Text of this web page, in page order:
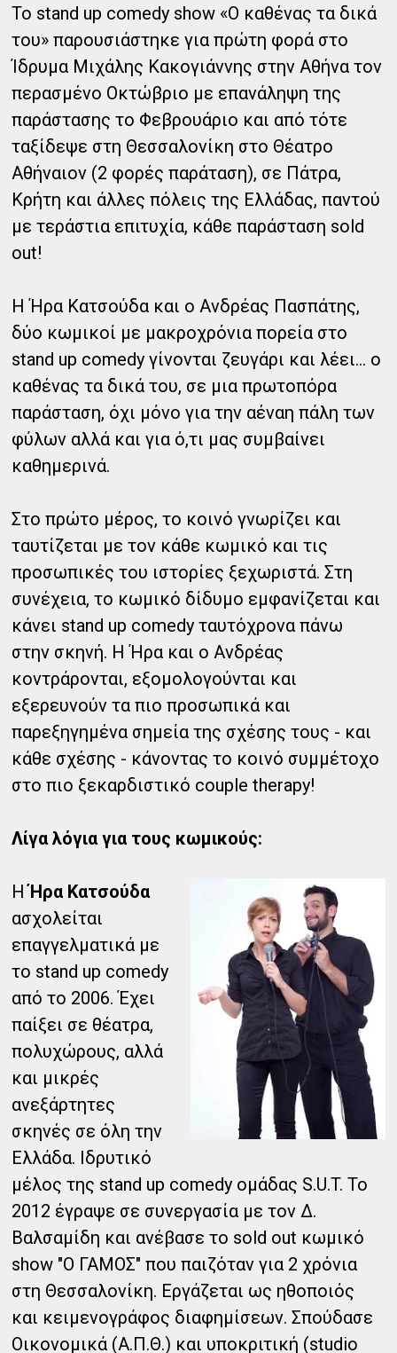
Το stand up comedy show «Ο καθένας τα δικά
του» παρουσιάστηκε για πρώτη φορά στο
Ίδρυμα Μιχάλης Κακογιάννης στην Αθήνα τον
περασμένο Οκτώβριο με επανάληψη της
παράστασης το Φεβρουάριο και από τότε
ταξίδεψε στη Θεσσαλονίκη στο Θέατρο
Αθήναιον (2 φορές παράταση), σε Πάτρα,
Κρήτη και άλλες πόλεις της Ελλάδας, παντού
με τεράστια επιτυχία, κάθε παράσταση sold
out!
Η Ήρα Κατσούδα και ο Ανδρέας Πασπάτης,
δύο κωμικοί με μακροχρόνια πορεία στο
stand up comedy γίνονται ζευγάρι και λέει... ο
καθένας τα δικά του, σε μια πρωτοπόρα
παράσταση, όχι μόνο για την αέναη πάλη των
φύλων αλλά και για ό,τι μας συμβαίνει
καθημερινά.
Στο πρώτο μέρος, το κοινό γνωρίζει και
ταυτίζεται με τον κάθε κωμικό και τις
προσωπικές του ιστορίες ξεχωριστά. Στη
συνέχεια, το κωμικό δίδυμο εμφανίζεται και
κάνει stand up comedy ταυτόχρονα πάνω
στην σκηνή. Η Ήρα και ο Ανδρέας
κοντράρονται, εξομολογούνται και
εξερευνούν τα πιο προσωπικά και
παρεξηγημένα σημεία της σχέσης τους - και
κάθε σχέσης - κάνοντας το κοινό συμμέτοχο
στο πιο ξεκαρδιστικό couple therapy!
Λίγα λόγια για τους κωμικούς:
ΗΉρα Κατσούδα
ασχολείται
επαγγελματικά με
το stand up comedy
από το 2006. Έχει
παίξει σε θέατρα,
πολυχώρους, αλλά
και μικρές
ανεξάρτητες
σκηνές σε όλη την
Ελλάδα. Ιδρυτικό
μέλος της stand up comedy ομάδας S.U.T. Το
2012 έγραψε σε συνεργασία με τον Δ.
Βαλσαμίδη και ανέβασε το sold out κωμικό
show "Ο ΓΑΜΟΣ" που παιζόταν για 2 χρόνια
στη Θεσσαλονίκη. Εργάζεται ως ηθοποιός
και κειμενογράφος διαφημίσεων. Σπούδασε
Οικονομικά (Α.Π.Θ.) και υποκριτική (studio